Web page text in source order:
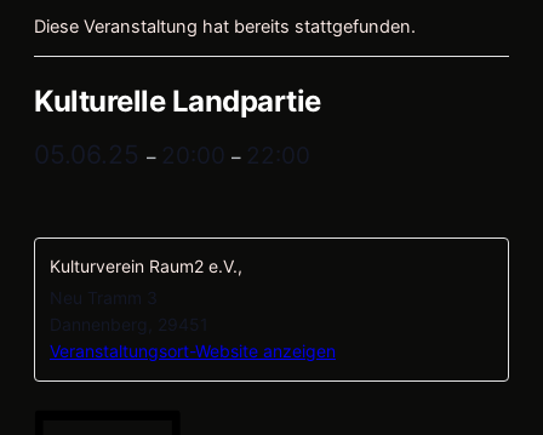
Diese Veranstaltung hat bereits stattgefunden.
Kulturelle Landpartie
05.06.25 – 20:00 – 22:00
Kulturverein Raum2 e.V.,
Neu Tramm 3
Dannenberg
29451
Veranstaltungsort-Website anzeigen